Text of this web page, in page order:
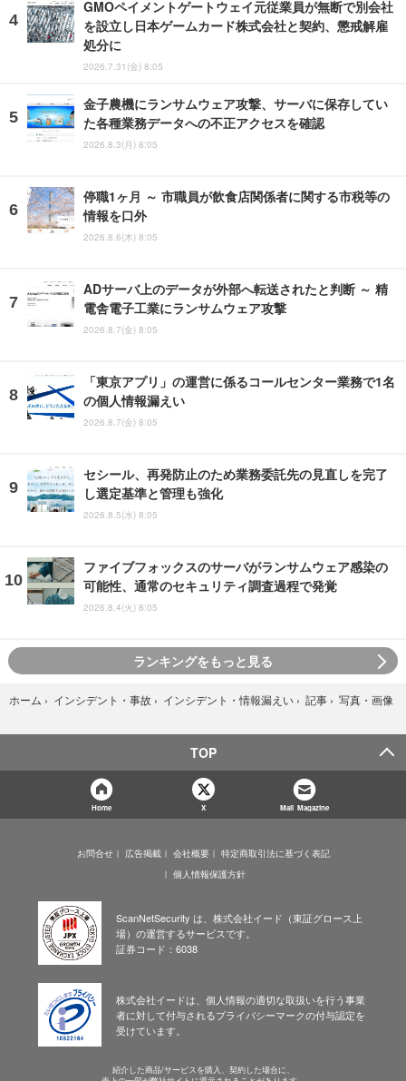
GMOペイメントゲートウェイ元従業員が無断で別会社
を設立し日本ゲームカード株式会社と契約、懲戒解雇
処分に
2026.7.31(金) 8:05
金子農機にランサムウェア攻撃、サーバに保存してい
た各種業務データへの不正アクセスを確認
2026.8.3(月) 8:05
停職1ヶ月 ～ 市職員が飲食店関係者に関する市税等の
情報を口外
2026.8.6(木) 8:05
ADサーバ上のデータが外部へ転送されたと判断 ～ 精
電舎電子工業にランサムウェア攻撃
2026.8.7(金) 8:05
「東京アプリ」の運営に係るコールセンター業務で1名
の個人情報漏えい
2026.8.7(金) 8:05
セシール、再発防止のため業務委託先の見直しを完了
し選定基準と管理も強化
2026.8.5(水) 8:05
ファイブフォックスのサーバがランサムウェア感染の
可能性、通常のセキュリティ調査過程で発覚
2026.8.4(火) 8:05
ランキングをもっと見る
ホーム › インシデント・事故 › インシデント・情報漏えい › 記事 › 写真・画像
TOP
Home X Mail Magazine
お問合せ 広告掲載 会社概要
特定商取引法に基づく表記
個人情報保護方針
ScanNetSecurity は、株式会社イード（東証グロース上
場）の運営するサービスです。
証券コード：6038
株式会社イードは、個人情報の適切な取扱いを行う事業
者に対して付与されるプライバシーマークの付与認定を
受けています。
紹介した商品/サービスを購入、契約した場合に、